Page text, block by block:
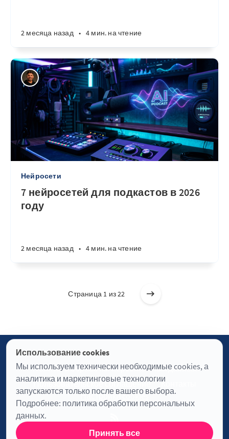
2 месяца назад • 4 мин. на чтение
Нейросети
7 нейросетей для подкастов в 2026
году
2 месяца назад • 4 мин. на чтение
Страница 1 из 22
Использование cookies
Мы используем технически необходимые cookies, а
аналитика и маркетинговые технологии
запускаются только после вашего выбора.
Подробнее: политика обработки персональных
данных.
Принять все
Политика обработки персональных данных
Пользовательское соглашение
Контакты
Настройки cookies